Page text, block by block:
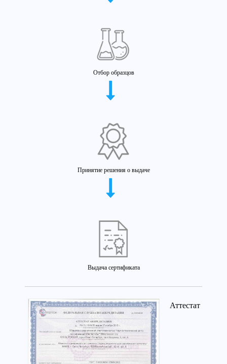
Отбор образцов
Принятие решения о выдаче
Выдача сертификата
Аттестат